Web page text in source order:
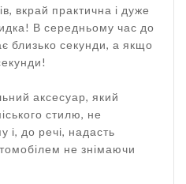
вкрай практична і дуже
В середньому час до
близько секунди, а якщо
аксесуар, який
стилю, не
і, до речі, надасть
не знімаючи